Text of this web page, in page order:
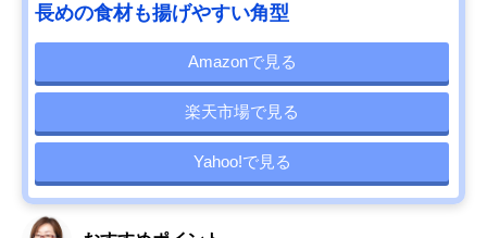
長めの食材も揚げやすい角型
Amazonで見る
楽天市場で見る
Yahoo!で見る